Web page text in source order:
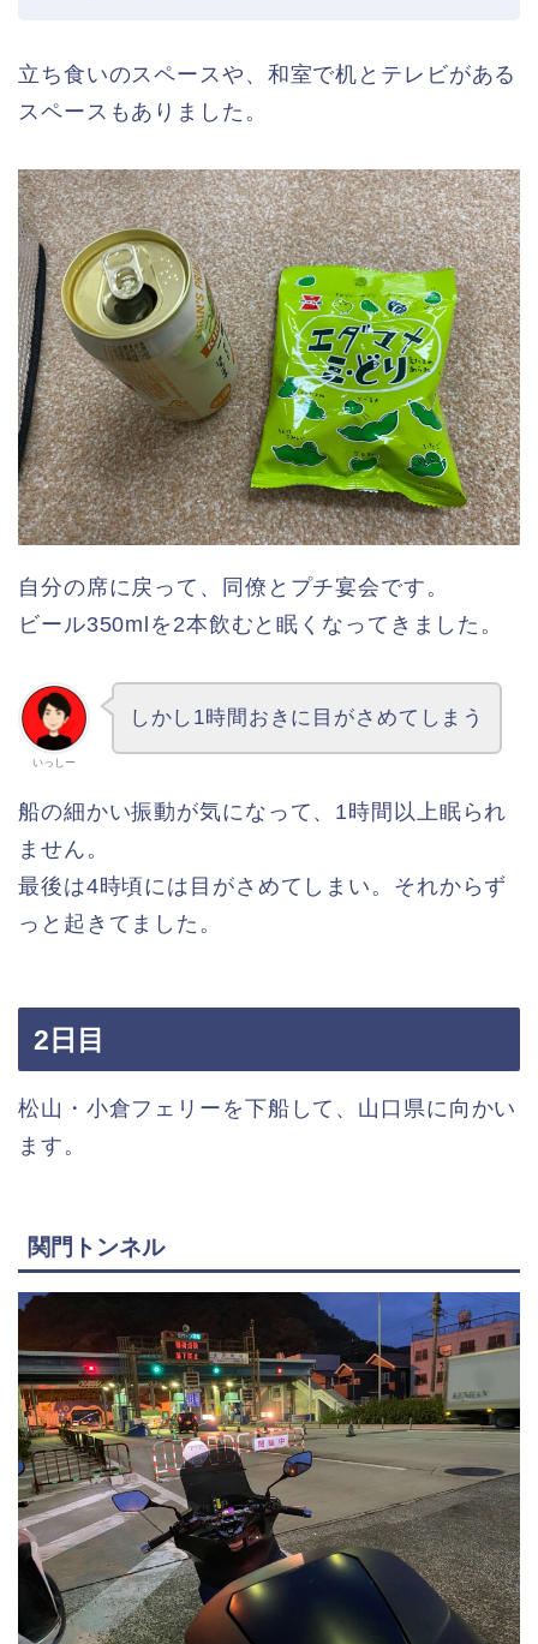
立ち食いのスペースや、和室で机とテレビがある
スペースもありました。
自分の席に戻って、同僚とプチ宴会です。
ビール350mlを2本飲むと眠くなってきました。
いっしー
しかし1時間おきに目がさめてしまう
船の細かい振動が気になって、1時間以上眠られ
ません。
最後は4時頃には目がさめてしまい。それからず
っと起きてました。
2日目
松山・小倉フェリーを下船して、山口県に向かい
ます。
関門トンネル